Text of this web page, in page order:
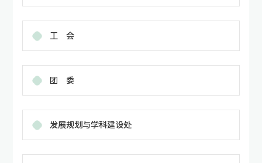
工 会
团 委
发展规划与学科建设处